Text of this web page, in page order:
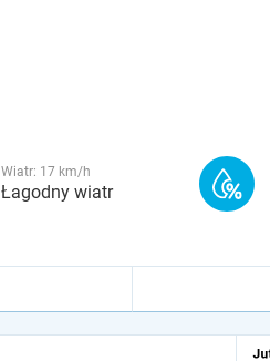
Wiatr: 17 km/h
Łagodny wiatr